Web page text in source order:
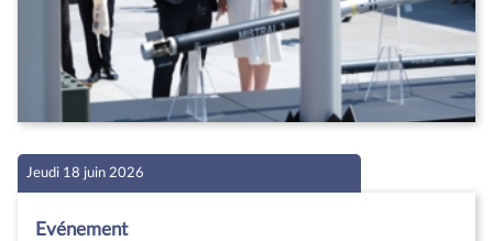
Jeudi 18 juin 2026
Evénement